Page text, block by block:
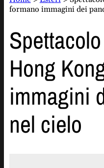
formano immagini dei
Hong
immagini
nel cielo